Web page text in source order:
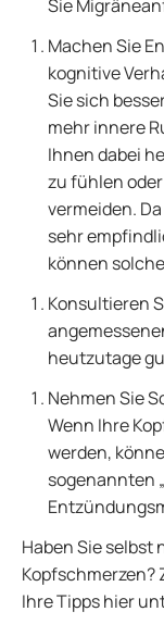
Sie
Machen Sie
kognitive
Sie sich
mehr innere
Ihnen dabei
zu fühlen
vermeiden.
sehr
können
Konsultieren
heutzutage
Nehmen Sie
Wenn Ihre
werden,
sogenannten
Haben Sie selbst
Kopfschmerzen?
Ihre Tipps hier